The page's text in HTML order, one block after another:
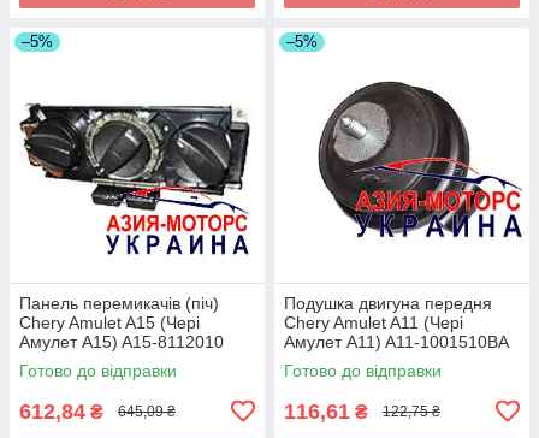
–5%
Панель перемикачів (піч)
Chery Amulet A15 (Чері
Амулет А15) A15-8112010
Готово до відправки
612,84 ₴ 645,09 ₴
–5%
Подушка двигуна передня
Chery Amulet A11 (Чері
Амулет А11) A11-1001510BA
Готово до відправки
116,61 ₴ 122,75 ₴